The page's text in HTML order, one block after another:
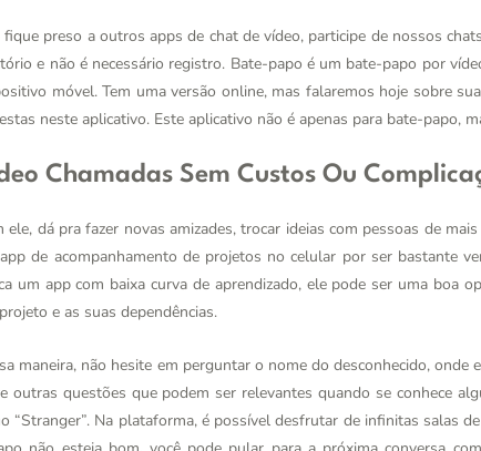
fique preso a outros apps de chat de vídeo, participe de nossos
e não é necessário registro. Bate-papo é um bate-papo por
móvel. Tem uma versão online, mas falaremos hoje sobre
neste aplicativo. Este aplicativo não é apenas para bate-papo,
Chamadas Sem Custos Ou
ele, dá pra fazer novas amizades, trocar ideias com pessoas de
de acompanhamento de projetos no celular por ser bastante
um app com baixa curva de aprendizado, ele pode ser uma boa
e as suas dependências.
maneira, não hesite em perguntar o nome do desconhecido,
outras questões que podem ser relevantes quando se conhece
“Stranger”. Na plataforma, é possível desfrutar de infinitas salas